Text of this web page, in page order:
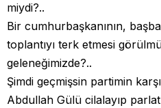
miydi?..
Bir cumhurbaşkanının,
toplantıyı terk etmesi
geleneğimizde?..
Şimdi geçmişsin partimin
Abdullah Gülü cilalayıp